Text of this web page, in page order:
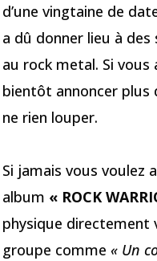
d’une vingtaine de
a dû donner lieu à
au rock metal. Si vous
bientôt annoncer plus
ne rien louper.
Si jamais vous voulez
album « ROCK
physique directement
groupe comme « Un